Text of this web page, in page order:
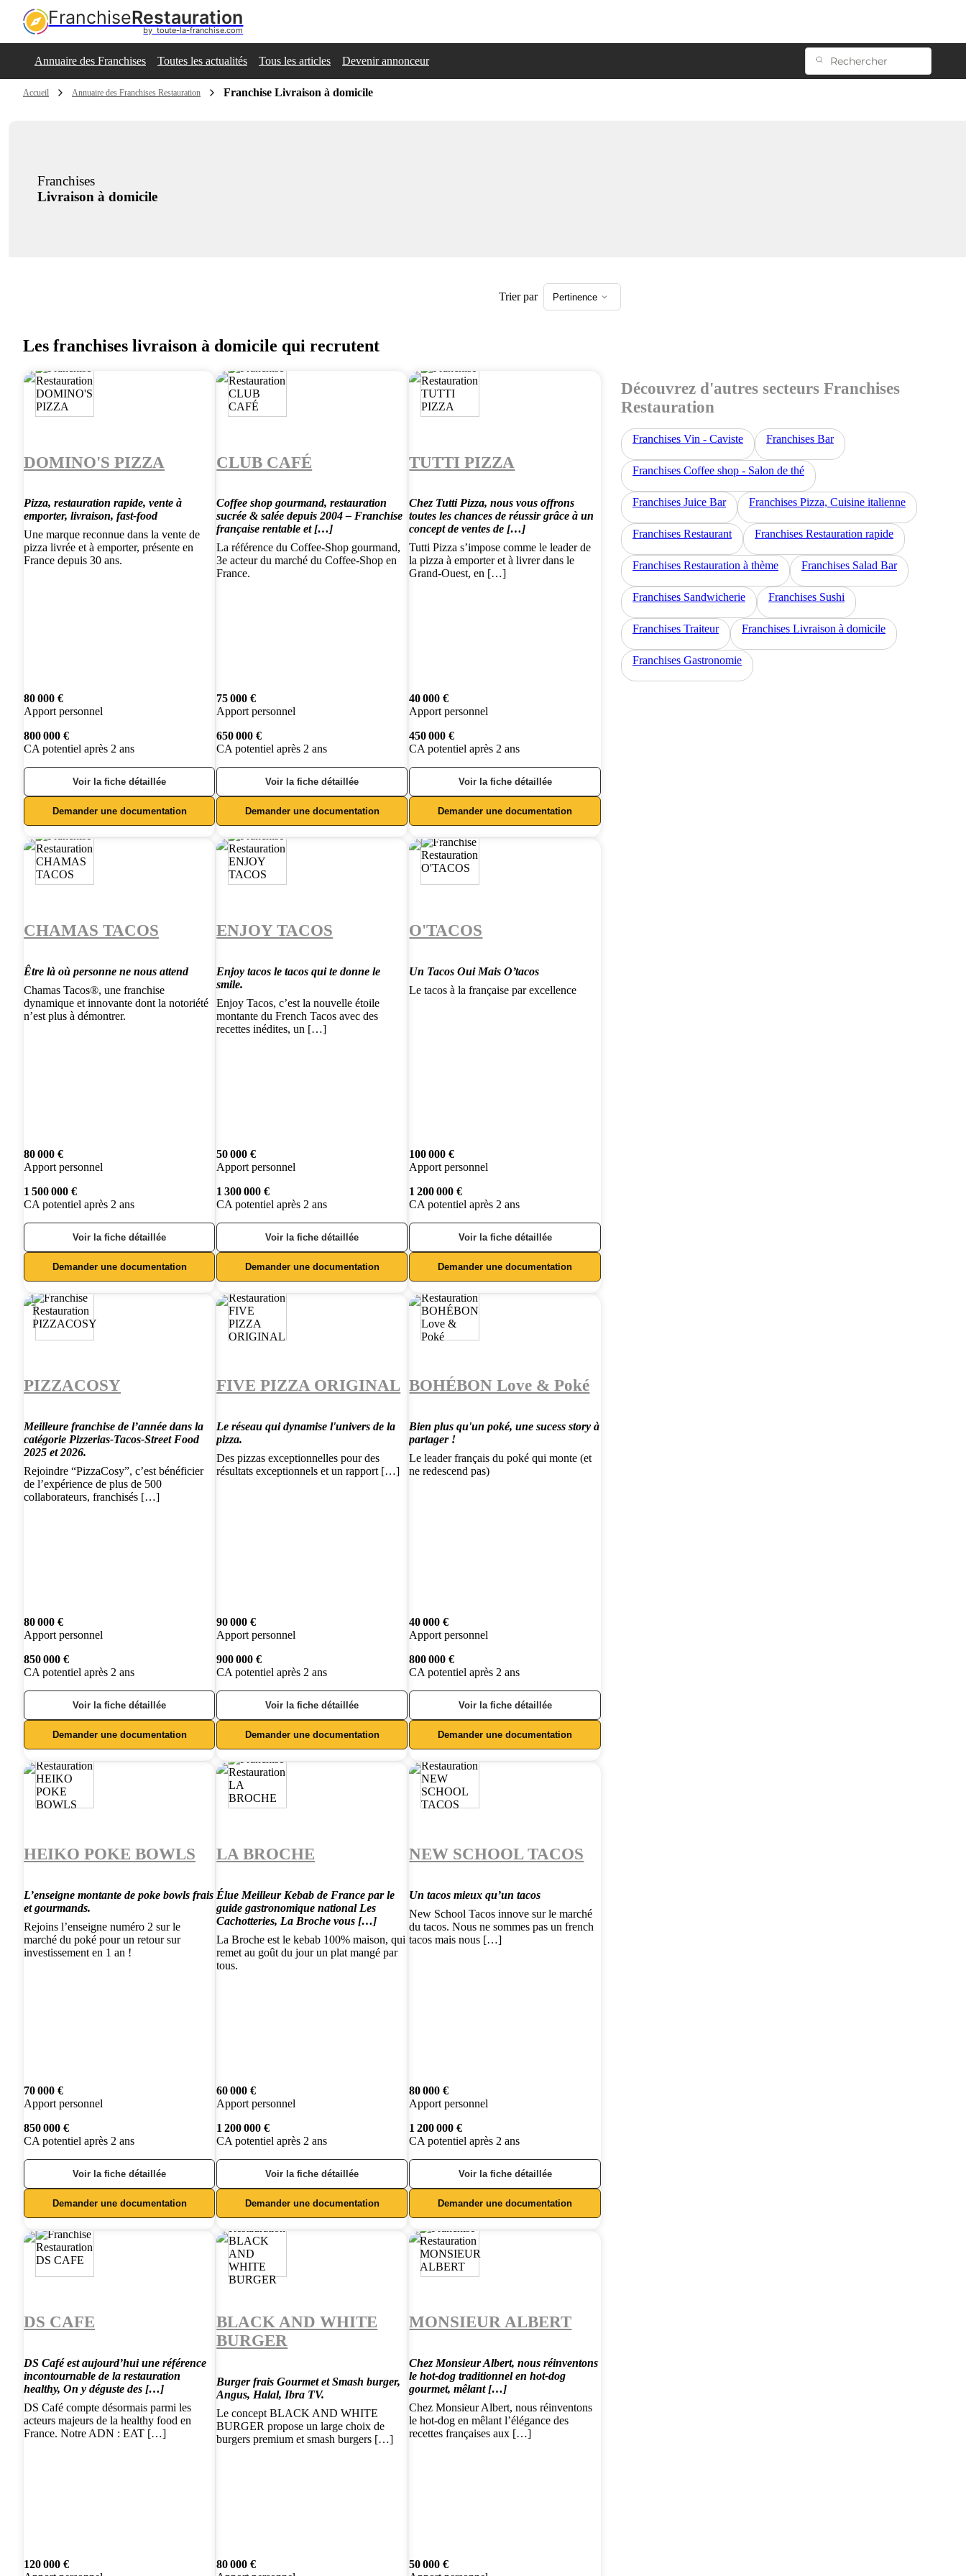
FranchiseRestauration
by  toute-la-franchise.com
Annuaire des Franchises Toutes les actualités Tous les articles Devenir annonceur
Accueil Annuaire des Franchises Restauration Franchise Livraison à domicile
Franchises
Livraison à domicile
Trier par Pertinence
Les franchises livraison à domicile qui recrutent
DOMINO'S PIZZA
Pizza, restauration rapide, vente à
emporter, livraison, fast-food
Une marque reconnue dans la vente de
pizza livrée et à emporter, présente en
France depuis 30 ans.
80 000 €
Apport personnel
800 000 €
CA potentiel après 2 ans
Voir la fiche détaillée
Demander une documentation
CLUB CAFÉ
Coffee shop gourmand, restauration
sucrée & salée depuis 2004 – Franchise
française rentable et […]
La référence du Coffee-Shop gourmand,
3e acteur du marché du Coffee-Shop en
France.
75 000 €
Apport personnel
650 000 €
CA potentiel après 2 ans
Voir la fiche détaillée
Demander une documentation
TUTTI PIZZA
Chez Tutti Pizza, nous vous offrons
toutes les chances de réussir grâce à un
concept de ventes de […]
Tutti Pizza s’impose comme le leader de
la pizza à emporter et à livrer dans le
Grand-Ouest, en […]
40 000 €
Apport personnel
450 000 €
CA potentiel après 2 ans
Voir la fiche détaillée
Demander une documentation
CHAMAS TACOS
Être là où personne ne nous attend
Chamas Tacos®️, une franchise
dynamique et innovante dont la notoriété
n’est plus à démontrer.
80 000 €
Apport personnel
1 500 000 €
CA potentiel après 2 ans
Voir la fiche détaillée
Demander une documentation
ENJOY TACOS
Enjoy tacos le tacos qui te donne le
smile.
Enjoy Tacos, c’est la nouvelle étoile
montante du French Tacos avec des
recettes inédites, un […]
50 000 €
Apport personnel
1 300 000 €
CA potentiel après 2 ans
Voir la fiche détaillée
Demander une documentation
O'TACOS
Un Tacos Oui Mais O’tacos
Le tacos à la française par excellence
100 000 €
Apport personnel
1 200 000 €
CA potentiel après 2 ans
Voir la fiche détaillée
Demander une documentation
PIZZACOSY
Meilleure franchise de l’année dans la
catégorie Pizzerias-Tacos-Street Food
2025 et 2026.
Rejoindre “PizzaCosy”, c’est bénéficier
de l’expérience de plus de 500
collaborateurs, franchisés […]
80 000 €
Apport personnel
850 000 €
CA potentiel après 2 ans
Voir la fiche détaillée
Demander une documentation
FIVE PIZZA ORIGINAL
Le réseau qui dynamise l'univers de la
pizza.
Des pizzas exceptionnelles pour des
résultats exceptionnels et un rapport […]
90 000 €
Apport personnel
900 000 €
CA potentiel après 2 ans
Voir la fiche détaillée
Demander une documentation
BOHÉBON Love & Poké
Bien plus qu'un poké, une sucess story à
partager !
Le leader français du poké qui monte (et
ne redescend pas)
40 000 €
Apport personnel
800 000 €
CA potentiel après 2 ans
Voir la fiche détaillée
Demander une documentation
HEIKO POKE BOWLS
L’enseigne montante de poke bowls frais
et gourmands.
Rejoins l’enseigne numéro 2 sur le
marché du poké pour un retour sur
investissement en 1 an !
70 000 €
Apport personnel
850 000 €
CA potentiel après 2 ans
Voir la fiche détaillée
Demander une documentation
LA BROCHE
Élue Meilleur Kebab de France par le
guide gastronomique national Les
Cachotteries, La Broche vous […]
La Broche est le kebab 100% maison, qui
remet au goût du jour un plat mangé par
tous.
60 000 €
Apport personnel
1 200 000 €
CA potentiel après 2 ans
Voir la fiche détaillée
Demander une documentation
NEW SCHOOL TACOS
Un tacos mieux qu’un tacos
New School Tacos innove sur le marché
du tacos. Nous ne sommes pas un french
tacos mais nous […]
80 000 €
Apport personnel
1 200 000 €
CA potentiel après 2 ans
Voir la fiche détaillée
Demander une documentation
DS CAFE
DS Café est aujourd’hui une référence
incontournable de la restauration
healthy, On y déguste des […]
DS Café compte désormais parmi les
acteurs majeurs de la healthy food en
France. Notre ADN : EAT […]
120 000 €
BLACK AND WHITE
BURGER
Burger frais Gourmet et Smash burger,
Angus, Halal, Ibra TV.
Le concept BLACK AND WHITE
BURGER propose un large choix de
burgers premium et smash burgers […]
80 000 €
MONSIEUR ALBERT
Chez Monsieur Albert, nous réinventons
le hot-dog traditionnel en hot-dog
gourmet, mêlant […]
Chez Monsieur Albert, nous réinventons
le hot-dog en mêlant l’élégance des
recettes françaises aux […]
50 000 €
Découvrez d'autres secteurs Franchises
Restauration
Franchises Vin - Caviste Franchises Bar
Franchises Coffee shop - Salon de thé
Franchises Juice Bar Franchises Pizza, Cuisine italienne
Franchises Restaurant Franchises Restauration rapide
Franchises Restauration à thème Franchises Salad Bar
Franchises Sandwicherie Franchises Sushi
Franchises Traiteur Franchises Livraison à domicile
Franchises Gastronomie